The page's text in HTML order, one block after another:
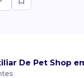
De Pet Shop